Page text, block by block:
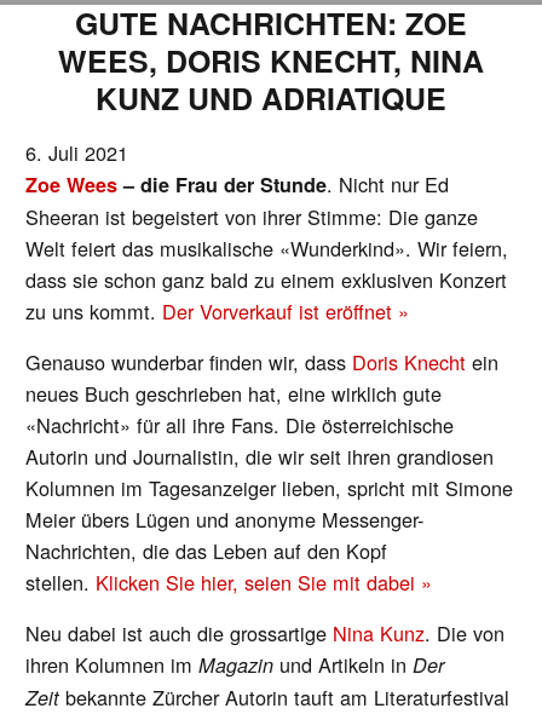
GUTE NACHRICHTEN: ZOE
WEES, DORIS KNECHT, NINA
KUNZ UND ADRIATIQUE
6. Juli 2021
Zoe Wees– die Frau der Stunde. Nicht nur Ed
Sheeran ist begeistert von ihrer Stimme: Die ganze
Welt feiert das musikalische «Wunderkind». Wir feiern,
dass sie schon ganz bald zu einem exklusiven Konzert
zu uns kommt. Der Vorverkauf ist eröffnet »
Genauso wunderbar finden wir, dass Doris Knecht ein
neues Buch geschrieben hat, eine wirklich gute
«Nachricht» für all ihre Fans. Die österreichische
Autorin und Journalistin, die wir seit ihren grandiosen
Kolumnen im Tagesanzeiger lieben, spricht mit Simone
Meier übers Lügen und anonyme Messenger-
Nachrichten, die das Leben auf den Kopf
stellen. Klicken Sie hier, seien Sie mit dabei »
Neu dabei ist auch die grossartige Nina Kunz. Die von
ihren Kolumnen imMagazin und Artikeln inDer
Zeit bekannte Zürcher Autorin tauft am Literaturfestival